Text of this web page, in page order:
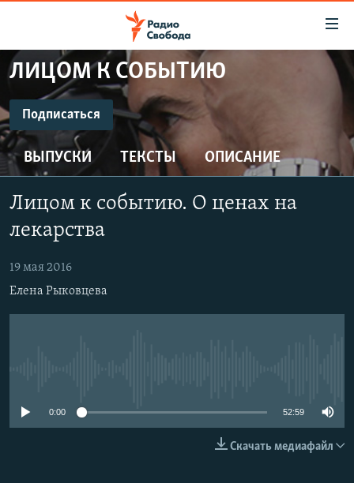
упрощенного
доступа
Вернуться
к
основному
содержанию
Вернутся
главной
Вернутся
поиску
ПРОГРАММЫ
ПОДКАСТЫ
АВТОРСКИЕ ПРОЕКТЫ
ЦИТАТЫ СВОБОДЫ
МНЕНИЯ
КУЛЬТУРА
КАВКАЗ.РЕАЛИИ
СЕВЕР.РЕАЛИИ
ЛИЦОМ К СОБЫТИЮ
Подписаться
ПОДПИСАТЬСЯ
ВЫПУСКИ ТЕКСТЫ ОПИСАНИЕ
Лицом к событию. О ценах на
лекарства
19 мая 2016
Елена Рыковцева
0:00 52:59
Скачать медиафайл